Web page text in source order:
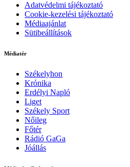
Adatvédelmi tájékoztató
Cookie-kezelési tájékoztató
Médiaajánlat
Sütibeállítások
Médiatér
Székelyhon
Krónika
Erdélyi Napló
Liget
Székely Sport
Nőileg
Főtér
Rádió GaGa
Jóállás